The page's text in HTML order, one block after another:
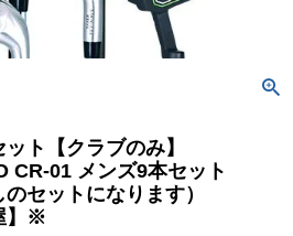
ト【クラブのみ】
CR-01 メンズ9本セット
セットになります）
】※